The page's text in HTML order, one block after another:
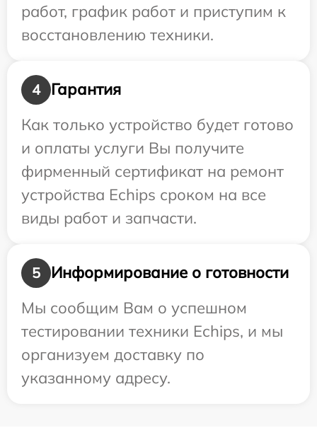
работ, график работ и приступим к
восстановлению техники.
4
Гарантия
Как только устройство будет готово
и оплаты услуги Вы получите
фирменный сертификат на ремонт
устройства Echips сроком на все
виды работ и запчасти.
5
Информирование о готовности
Мы сообщим Вам о успешном
тестировании техники Echips, и мы
организуем доставку по
указанному адресу.